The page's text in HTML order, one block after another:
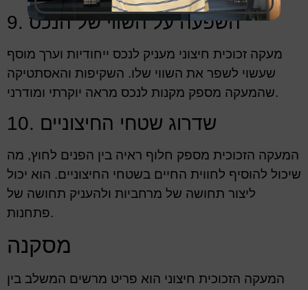
9. השפעה על השווי של הנכס
מעקה זכוכית חיצוני מעניק לנכס ייחודיות וערך מוסף
שעשוי לשפר את השווי שלו. השקיפות והאסתטיקה
שהמעקה מספק מקנות לנכס מראה יוקרתי ומודרני.
10. שדרוג שטחי החיצוניים
המעקה הזכוכית מספק חלוף ראיה בין הפנים לחוץ, מה
שיכול להוסיף לחווית החיים בשטחי החיצוניים. הוא יכול
ליצור תחושה של מרחביות ולהעניק תחושה של
פתחנות.
מסקנה
המעקה הזכוכית חיצוני הוא פריט מרשים המשלב בין